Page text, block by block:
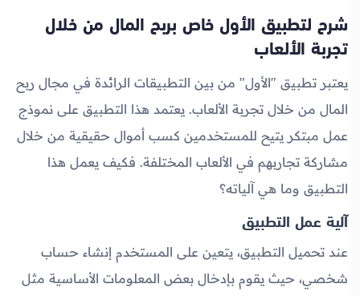
شرح لتطبيق الأول خاص بربح المال من خلال
تجربة الألعاب
يعتبر تطبيق "الأول" من بين التطبيقات الرائدة في مجال ربح
المال من خلال تجربة الألعاب. يعتمد هذا التطبيق على نموذج
عمل مبتكر يتيح للمستخدمين كسب أموال حقيقية من خلال
مشاركة تجاربهم في الألعاب المختلفة. فكيف يعمل هذا
التطبيق وما هي آلياته؟
آلية عمل التطبيق
عند تحميل التطبيق، يتعين على المستخدم إنشاء حساب
شخصي، حيث يقوم بإدخال بعض المعلومات الأساسية مثل